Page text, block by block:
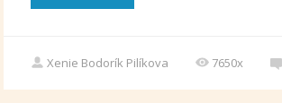
Xenie Bodorík Pilíkova 7650x